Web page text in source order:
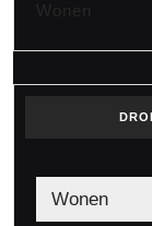
Wonen